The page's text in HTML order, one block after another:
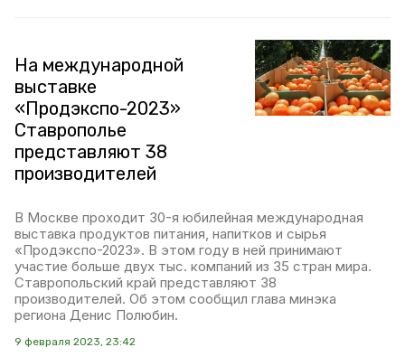
На международной
выставке
«Продэкспо-2023»
Ставрополье
представляют 38
производителей
В Москве проходит 30-я юбилейная международная
выставка продуктов питания, напитков и сырья
«Продэкспо-2023». В этом году в ней принимают
участие больше двух тыс. компаний из 35 стран мира.
Ставропольский край представляют 38
производителей. Об этом сообщил глава минэка
региона Денис Полюбин.
9 февраля 2023, 23:42